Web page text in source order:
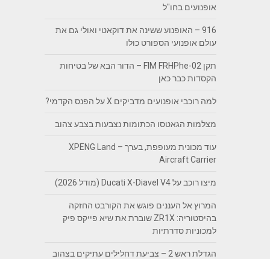
אופנועים בחו"ל
916 – האופנוע ששינה את דוקאטי ואולי גם את
עולם אופנועי הספורט כולו
תקן FIM FRHPhe-02 – הדור הבא של בטיחות
הקסדות כבר כאן
למה רוכבי אופנועים מדביקים X על הפנס הקדמי?
מצלמות הגאטסו הכתומות נצבעות בצבע צהוב
עוד מכונית מעופפת, בערך – XPENG Land
Aircraft Carrier
מיצו רוכב על Ducati X-Diavel V4 (מודל 2026)
המרוץ אל העננים פוגש את הקורבט החזקה
בהיסטוריה: ZR1X שוברת את שיא פייקס פיק
למכוניות סדרתיות
הגדלת ראש 2 – צביעת דחלילים עתיקים בצהוב